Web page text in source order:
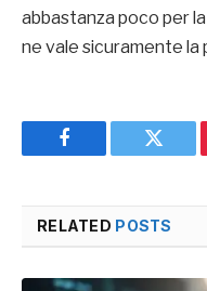
abbastanza poco per
ne vale sicuramente la
Facebook
RELATED POSTS